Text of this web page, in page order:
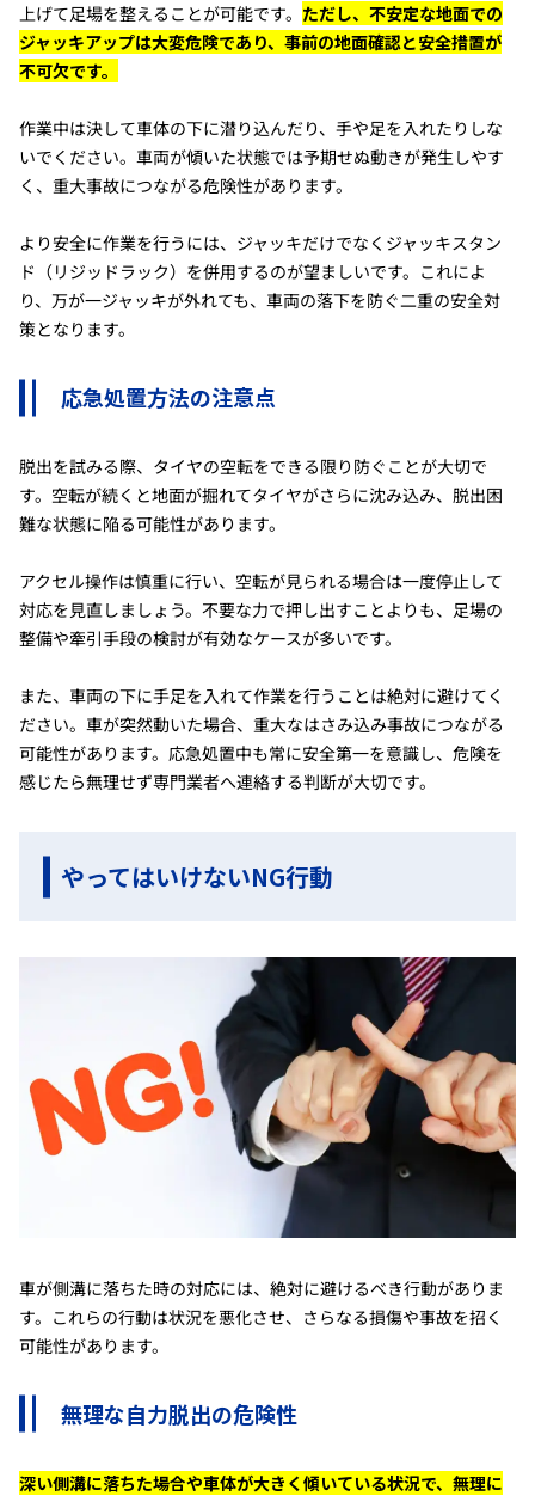
上げて足場を整えることが可能です。 ただし、不安定な地面での
ジャッキアップは大変危険であり、事前の地面確認と安全措置が
不可欠です。
作業中は決して車体の下に潜り込んだり、手や足を入れたりしな
いでください。車両が傾いた状態では予期せぬ動きが発生しやす
く、重大事故につながる危険性があります。
より安全に作業を行うには、ジャッキだけでなくジャッキスタン
ド（リジッドラック）を併用するのが望ましいです。これによ
り、万が一ジャッキが外れても、車両の落下を防ぐ二重の安全対
策となります。
応急処置方法の注意点
脱出を試みる際、タイヤの空転をできる限り防ぐことが大切で
す。空転が続くと地面が掘れてタイヤがさらに沈み込み、脱出困
難な状態に陥る可能性があります。
アクセル操作は慎重に行い、空転が見られる場合は一度停止して
対応を見直しましょう。不要な力で押し出すことよりも、足場の
整備や牽引手段の検討が有効なケースが多いです。
また、車両の下に手足を入れて作業を行うことは絶対に避けてく
ださい。車が突然動いた場合、重大なはさみ込み事故につながる
可能性があります。応急処置中も常に安全第一を意識し、危険を
感じたら無理せず専門業者へ連絡する判断が大切です。
やってはいけないNG行動
車が側溝に落ちた時の対応には、絶対に避けるべき行動がありま
す。これらの行動は状況を悪化させ、さらなる損傷や事故を招く
可能性があります。
無理な自力脱出の危険性
深い側溝に落ちた場合や車体が大きく傾いている状況で、無理に